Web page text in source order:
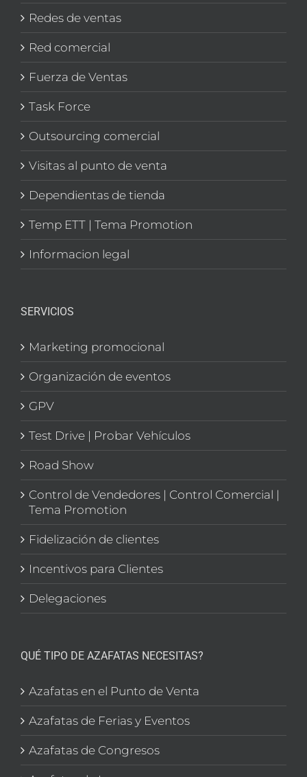
Redes de ventas
Red comercial
Fuerza de Ventas
Task Force
Outsourcing comercial
Visitas al punto de venta
Dependientas de tienda
Temp ETT | Tema Promotion
Informacion legal
SERVICIOS
Marketing promocional
Organización de eventos
GPV
Test Drive | Probar Vehículos
Road Show
Control de Vendedores | Control Comercial |
Tema Promotion
Fidelización de clientes
Incentivos para Clientes
Delegaciones
QUÉ TIPO DE AZAFATAS NECESITAS?
Azafatas en el Punto de Venta
Azafatas de Ferias y Eventos
Azafatas de Congresos